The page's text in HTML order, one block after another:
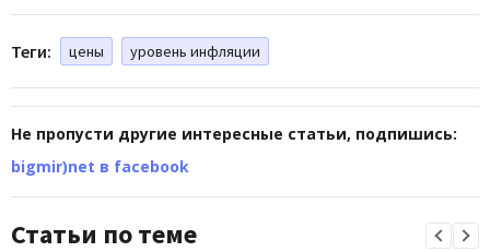
Теги: цены уровень инфляции
Не пропусти другие интересные статьи, подпишись:
bigmir)net в facebook
Статьи по теме